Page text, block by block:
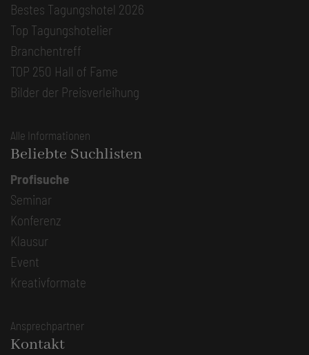
Bestes Tagungshotel 2026
Top Tagungshotelier
Branchentreff
TOP 250 Hall of Fame
Bilder der Preisverleihung
Alle Informationen
Beliebte Suchlisten
Profisuche
Seminar
Konferenz
Klausur
Event
Kreativformate
Ansprechpartner
Kontakt